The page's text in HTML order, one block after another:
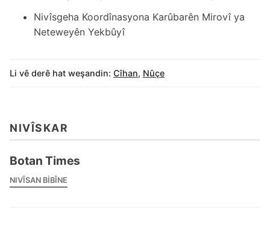
Nivîsgeha Koordînasyona Karûbarên Mirovî ya
Neteweyên Yekbûyî
Li vê derê hat weşandin: Cîhan, Nûçe
NIVÎSKAR
Botan Times
NIVÎSAN BIBÎNE